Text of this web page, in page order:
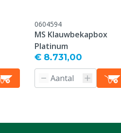
0604594
MS Klauwbekapbox
Platinum
€ 8.731,00